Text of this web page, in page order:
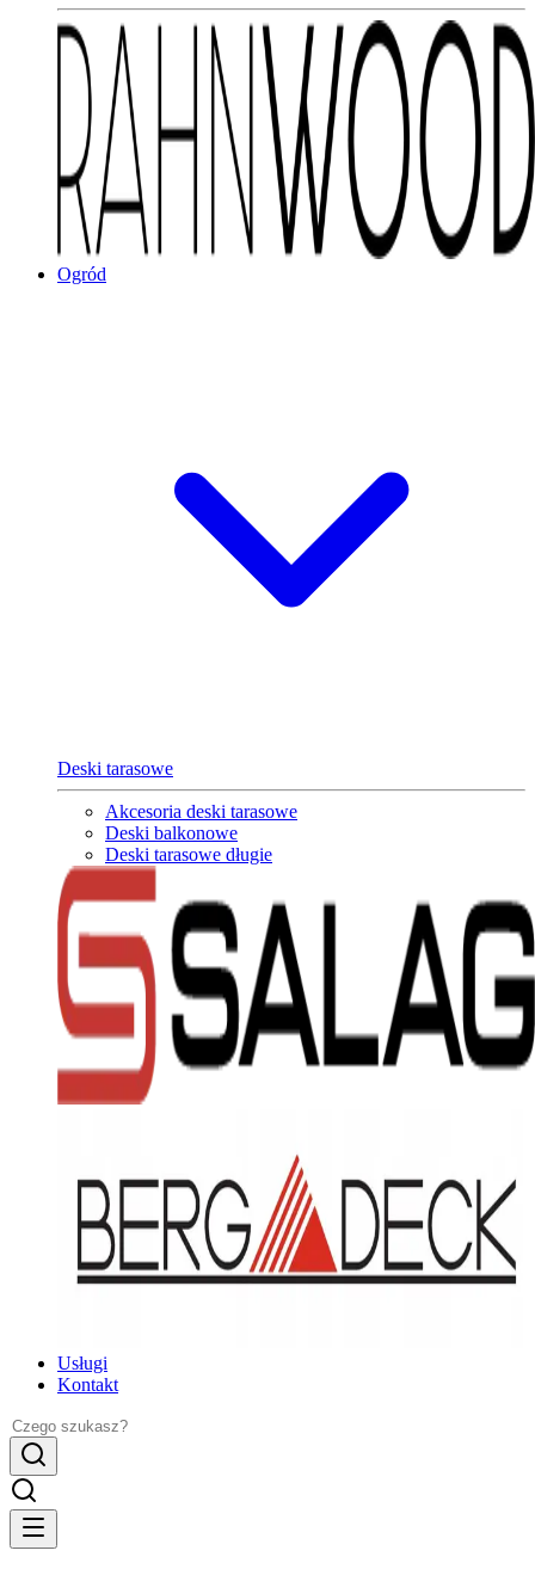
Ogród
Deski tarasowe
Akcesoria deski tarasowe
Deski balkonowe
Deski tarasowe długie
Usługi
Kontakt